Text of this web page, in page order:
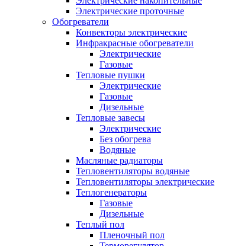
Электрические проточные
Обогреватели
Конвекторы электрические
Инфракрасные обогреватели
Электрические
Газовые
Тепловые пушки
Электрические
Газовые
Дизельные
Тепловые завесы
Электрические
Без обогрева
Водяные
Масляные радиаторы
Тепловентиляторы водяные
Тепловентиляторы электрические
Теплогенераторы
Газовые
Дизельные
Теплый пол
Пленочный пол